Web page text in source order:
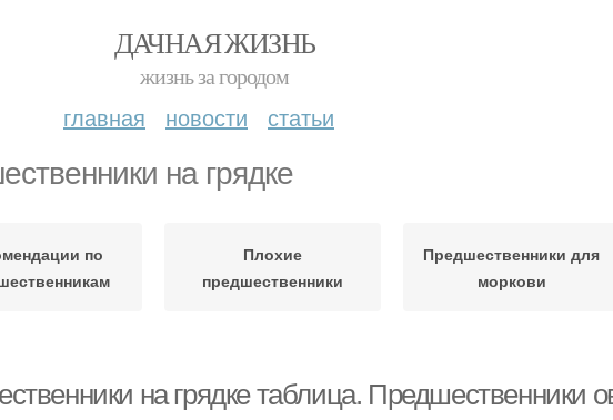
ДАЧНАЯ ЖИЗНЬ
жизнь за городом
главная новости статьи
на грядке
по
Плохие
предшественники
Предшественники для
моркови
на грядке таблица. Предшественники